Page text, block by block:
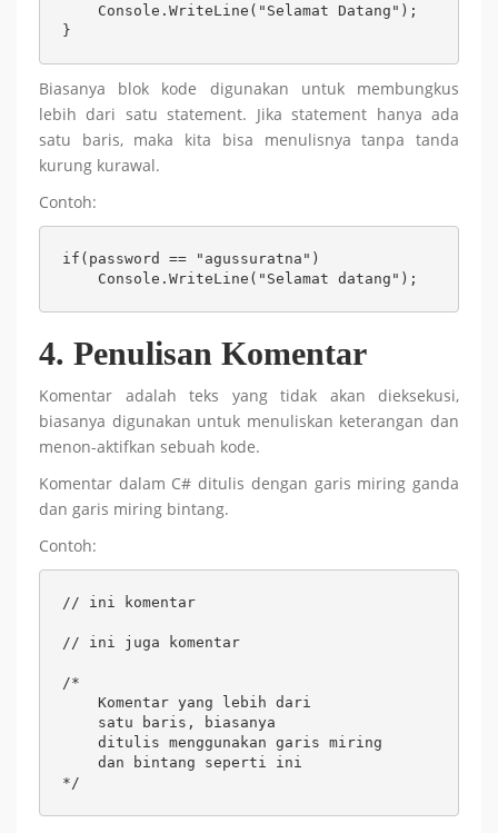
    Console.WriteLine("Selamat Datang");
}
Biasanya blok kode digunakan untuk membungkus
lebih dari satu statement. Jika statement hanya ada
satu baris, maka kita bisa menulisnya tanpa tanda
kurung kurawal.
Contoh:
if(password == "agussuratna")
    Console.WriteLine("Selamat datang");
4. Penulisan Komentar
Komentar adalah teks yang tidak akan dieksekusi,
biasanya digunakan untuk menuliskan keterangan dan
menon-aktifkan sebuah kode.
Komentar dalam C# ditulis dengan garis miring ganda
dan garis miring bintang.
Contoh:
// ini komentar
// ini juga komentar
/*
    Komentar yang lebih dari
    satu baris, biasanya
    ditulis menggunakan garis miring
    dan bintang seperti ini
*/